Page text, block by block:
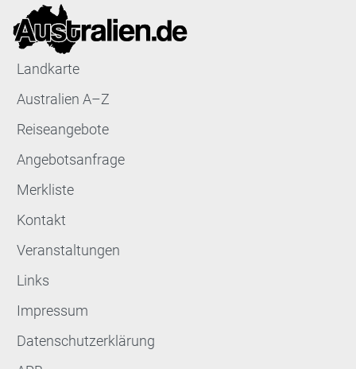
Landkarte
Australien A–Z
Reiseangebote
Angebotsanfrage
Merkliste
Kontakt
Veranstaltungen
Links
Impressum
Datenschutzerklärung